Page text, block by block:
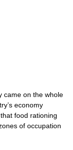
on the whole
economy
food rationing
of occupation